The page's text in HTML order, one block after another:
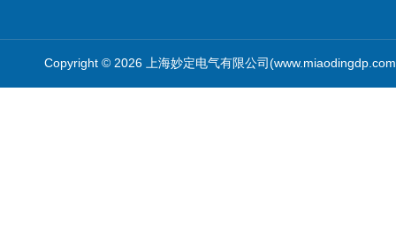
Copyright © 2026 上海妙定电气有限公司